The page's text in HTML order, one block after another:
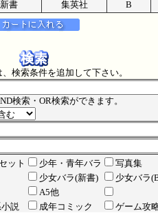
新書 集英社 B
検索条件を追加して下さい。
検索・OR検索ができます。
ット 少年・青年バラ
写真集
少女バラ(新書)
少女バラ
A5他
説
成年コミック ゲーム攻